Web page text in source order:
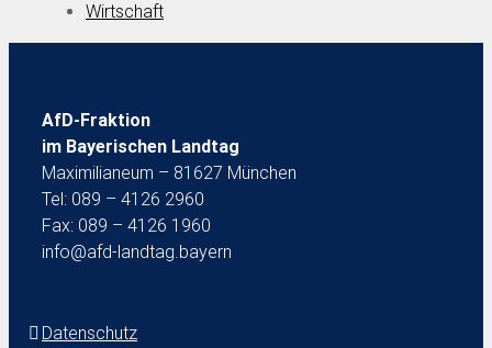
Wirtschaft
AfD-Fraktion
im Bayerischen Landtag
Maximilianeum – 81627 München
Tel: 089 – 4126 2960
Fax: 089 – 4126 1960
info@afd-landtag.bayern
Datenschutz